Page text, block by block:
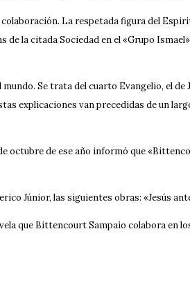
La respetada figura del
la citada Sociedad en el «Grupo
Se trata del cuarto Evangelio, el
explicaciones van precedidas de un
octubre de ese año informó que
Júnior, las siguientes obras: «Jesús
que Bittencourt Sampaio colabora